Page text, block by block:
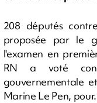
208 députés
proposée par le
l'examen en
RN a voté
gouvernementale
Marine Le Pen, pour.